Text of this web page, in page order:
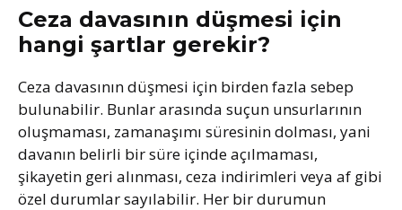
Ceza davasının düşmesi için
hangi şartlar gerekir?
Ceza davasının düşmesi için birden fazla sebep
bulunabilir. Bunlar arasında suçun unsurlarının
oluşmaması, zamanaşımı süresinin dolması, yani
davanın belirli bir süre içinde açılmaması,
şikayetin geri alınması, ceza indirimleri veya af gibi
özel durumlar sayılabilir. Her bir durumun